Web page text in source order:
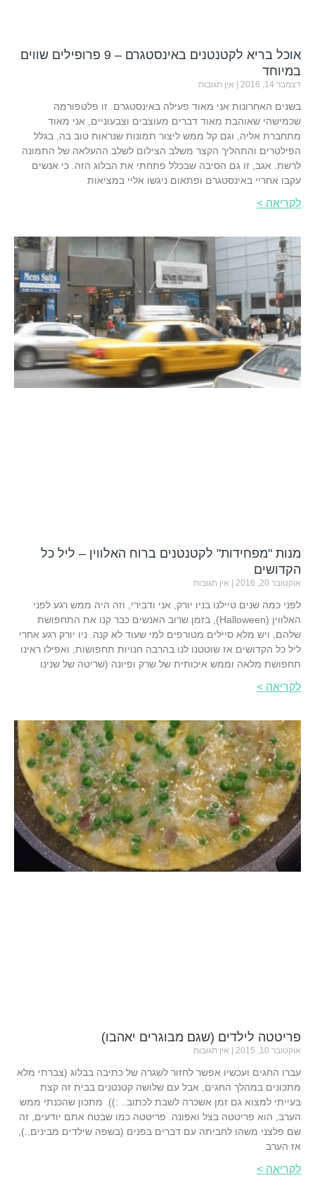
אוכל בריא לקטנטנים באינסטגרם – 9 פרופילים שווים
במיוחד
דצמבר 14, 2016 אין תגובות
בשנים האחרונות אני מאוד פעילה באינסטגרם. זו פלטפורמה
שכמישהי שאוהבת מאוד דברים מעוצבים וצבעוניים, אני מאוד
מתחברת אליה, וגם קל ממש ליצור תמונות שנראות טוב בה, בגלל
הפילטרים והתהליך הקצר משלב הצילום לשלב ההעלאה של התמונה
לרשת. אגב, זו גם הסיבה שבכלל פתחתי את הבלוג הזה. כי אנשים
עקבו אחריי באינסטגרם ופתאום ניגשו אליי במציאות
לקריאה >
מנות "מפחידות" לקטנטנים ברוח האלווין – ליל כל
הקדושים
אוקטובר 20, 2016 אין תגובות
לפני כמה שנים טיילנו בניו יורק, אני ודבירי, וזה היה ממש רגע לפני
האלווין (Halloween), בזמן שרוב האנשים כבר קנו את התחפושת
שלהם, ויש מלא סיילים מטורפים למי שעוד לא קנה. ניו יורק רגע אחרי
ליל כל הקדושים אז שוטטנו לנו בהרבה חנויות תחפושות, ואפילו ראינו
תחפושת מלאה וממש איכותית של שרק ופיונה (שריטה של שנינו
לקריאה >
פריטטה לילדים (שגם מבוגרים יאהבו)
אוקטובר 10, 2015 אין תגובות
עברו החגים ועכשיו אפשר לחזור לשגרה של כתיבה בבלוג (צברתי מלא
מתכונים במהלך החגים, אבל עם שלושה קטנטנים בבית זה קצת
בעייתי למצוא גם זמן אשכרה לשבת לכתוב.. :)). מתכון שהכנתי ממש
הערב, הוא פריטטה בצל ואפונה. פריטטה כמו שבטח אתם יודעים, זה
שם פלצני משהו לחביתה עם דברים בפנים (בשפה שילדים מבינים..),
אז הערב
לקריאה >